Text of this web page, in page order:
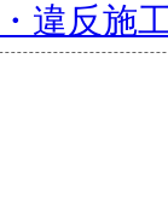
違反施